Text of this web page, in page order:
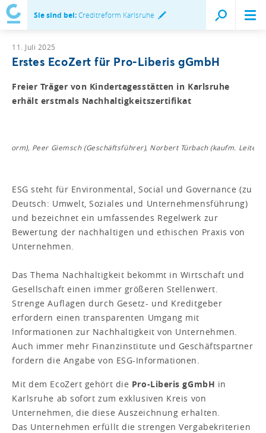
Sie sind bei:Creditreform Karlsruhe
11. Juli 2025
Erstes EcoZert für Pro-Liberis gGmbH
Freier Träger von Kindertagesstätten in Karlsruhe
erhält erstmals Nachhaltigkeitszertifikat
Peer Giemsch (Geschäftsführer), Norbert Türbach (kaufm. Leiter)
ESG steht für Environmental, Social und Governance (zu
Deutsch: Umwelt, Soziales und Unternehmensführung)
und bezeichnet ein umfassendes Regelwerk zur
Bewertung der nachhaltigen und ethischen Praxis von
Unternehmen.
Das Thema Nachhaltigkeit bekommt in Wirtschaft und
Gesellschaft einen immer größeren Stellenwert.
Strenge Auflagen durch Gesetz- und Kreditgeber
erfordern einen transparenten Umgang mit
Informationen zur Nachhaltigkeit von Unternehmen.
Auch immer mehr Finanzinstitute und Geschäftspartner
fordern die Angabe von ESG-Informationen.
Mit dem EcoZert gehört die Pro-Liberis gGmbH in
Karlsruhe ab sofort zum exklusiven Kreis von
Unternehmen, die diese Auszeichnung erhalten.
Das Unternehmen erfüllt die strengen Vergabekriterien